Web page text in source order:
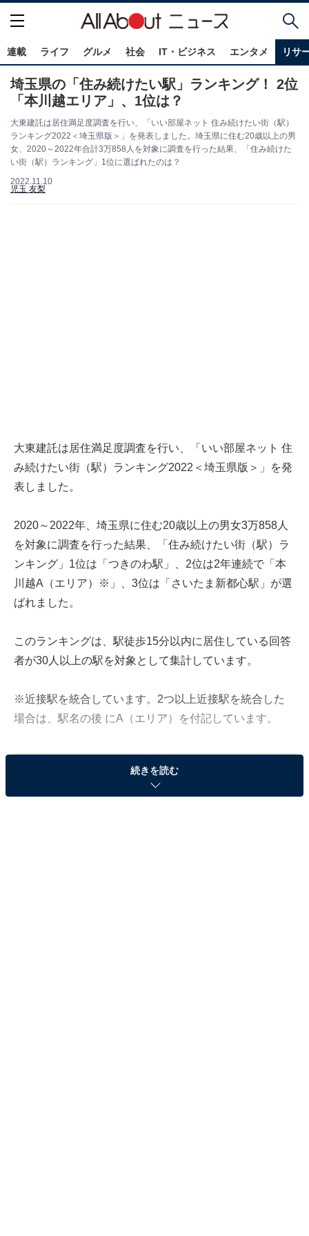
連載 ライフ グルメ 社会 IT・ビジネス エンタメ リサ
埼玉県の「住み続けたい駅」ランキング！ 2位
「本川越エリア」、1位は？
大東建託は居住満足度調査を行い、「いい部屋ネット 住み続けたい街（駅）
ランキング2022＜埼玉県版＞」を発表しました。埼玉県に住む20歳以上の男
女、2020～2022年合計3万858人を対象に調査を行った結果、「住み続けた
い街（駅）ランキング」1位に選ばれたのは？
2022.11.10
児玉 友梨
大東建託は居住満足度調査を行い、「いい部屋ネット 住
み続けたい街（駅）ランキング2022＜埼玉県版＞」を発
表しました。
2020～2022年、埼玉県に住む20歳以上の男女3万858人
を対象に調査を行った結果、「住み続けたい街（駅）ラ
ンキング」1位は「つきのわ駅」、2位は2年連続で「本
川越A（エリア）※」、3位は「さいたま新都心駅」が選
ばれました。
このランキングは、駅徒歩15分以内に居住している回答
者が30人以上の駅を対象として集計しています。
※近接駅を統合しています。2つ以上近接駅を統合した
場合は、駅名の後 にA（エリア）を付記しています。
続きを読む